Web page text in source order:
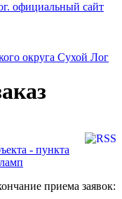
официальный сайт
округа Сухой Лог
- пункта
приема заявок: